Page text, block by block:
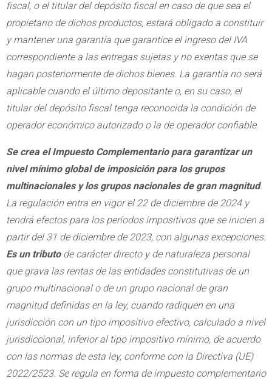
fiscal, o el titular del depósito fiscal en caso de que sea el
propietario de dichos productos, estará obligado a constituir
y mantener una garantía que garantice el ingreso del IVA
correspondiente a las entregas sujetas y no exentas que se
hagan posteriormente de dichos bienes. La garantía no será
aplicable cuando el último depositante o, en su caso, el
titular del depósito fiscal tenga reconocida la condición de
operador económico autorizado o la de operador confiable.
Se crea el Impuesto Complementario para garantizar un
nivel mínimo global de imposición para los grupos
multinacionales y los grupos nacionales de gran magnitud.
La regulación entra en vigor el 22 de diciembre de 2024 y
tendrá efectos para los períodos impositivos que se inicien a
partir del 31 de diciembre de 2023, con algunas excepciones.
Es un tributode carácter directo y de naturaleza personal
que grava las rentas de las entidades constitutivas de un
grupo multinacional o de un grupo nacional de gran
magnitud definidas en la ley, cuando radiquen en una
jurisdicción con un tipo impositivo efectivo, calculado a nivel
jurisdiccional, inferior al tipo impositivo mínimo, de acuerdo
con las normas de esta ley, conforme con la Directiva (UE)
2022/2523. Se regula en forma de impuesto complementario